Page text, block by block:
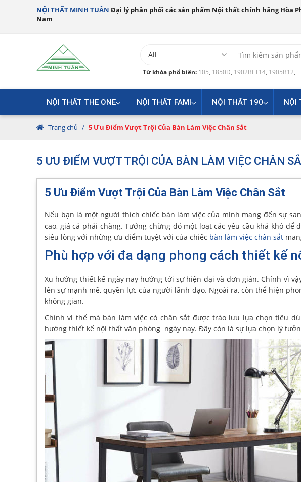
NỘI THẤT MINH TUÂN Đại lý phân phối các sản phẩm Nội thất chính hãng Hòa
Nam
for:
Từ khóa phổ biến: 105, 1850D, 1902BLT14, 1905B12,
NỘI THẤT THE ONE NỘI THẤT FAMI NỘI THẤT 190 NỘI
Trang chủ / 5 Ưu Điểm Vượt Trội Của Bàn Làm Việc Chân Sắt
5 ƯU ĐIỂM VƯỢT TRỘI CỦA BÀN LÀM VIỆC CHÂN
5 Ưu Điểm Vượt Trội Của Bàn Làm Việc Chân Sắt
Nếu bạn là một người thích chiếc bàn làm việc của mình mang đến sự
cao, giá cả phải chăng. Tưởng chừng đó một loạt các yêu cầu khá khó
siêu lòng với những ưu điểm tuyệt với của chiếc bàn làm việc chân sắt
Phù hợp với đa dạng phong cách thiết kế
Xu hướng thiết kế ngày nay hướng tới sự hiện đại và đơn giản. Chính vì
lên sự mạnh mẽ, quyền lực của người lãnh đạo. Ngoài ra, còn thể hiện
không gian.
Chính vì thế mà bàn làm việc có chân sắt được trào lưu lựa chọn tiêu
hướng thiết kế nội thất văn phòng ngày nay. Đây còn là sự lựa chọn lý